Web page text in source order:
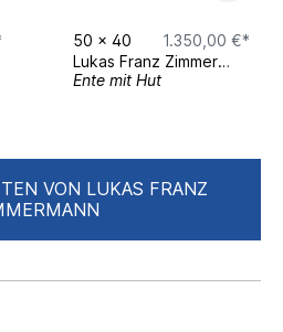
Kunstmarkt.
50 x 40
1.350,00 €*
Lukas Franz Zimmermann
Ente mit Hut
VON LUKAS FRANZ